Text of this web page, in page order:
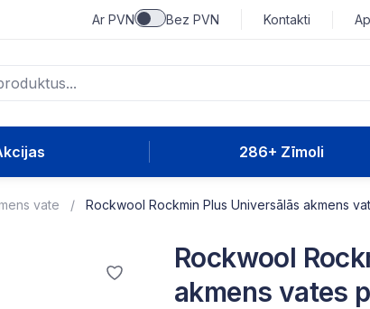
Ar PVN Bez PVN Kontakti
286+ Zīmoli
vate Rockwool Rockmin Plus Universālās akmens
Rockwool
akmens vates